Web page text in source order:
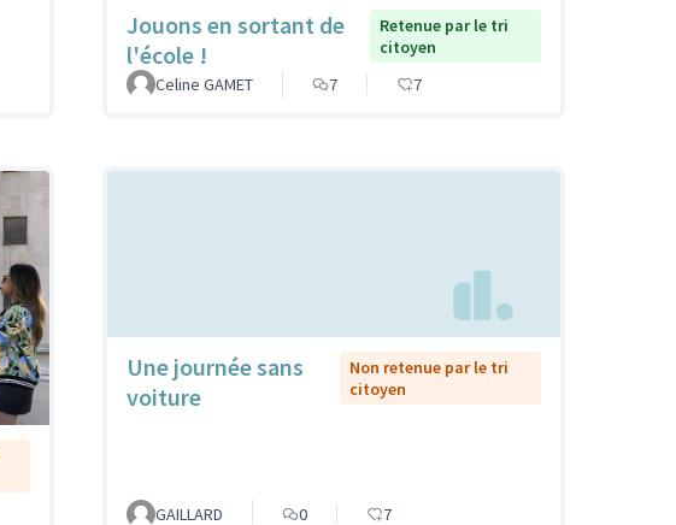
Jouons en sortant de
l'école !
Retenue par le tri
citoyen
Celine GAMET
7 7
Une journée sans
voiture
Non retenue par le tri
citoyen
GAILLARD 0 7